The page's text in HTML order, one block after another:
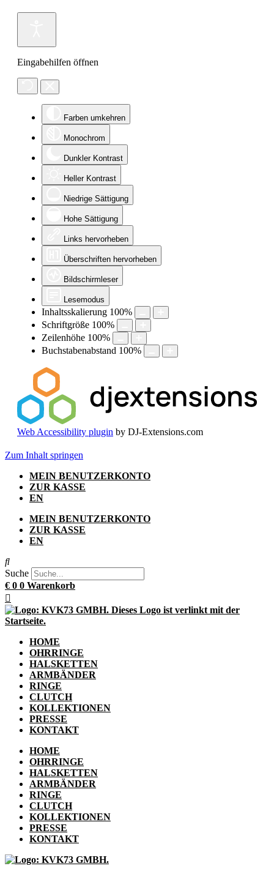
Eingabehilfen öffnen
Farben umkehren
Monochrom
Dunkler Kontrast
Heller Kontrast
Niedrige Sättigung
Hohe Sättigung
Links hervorheben
Überschriften hervorheben
Bildschirmleser
Lesemodus
Inhaltsskalierung 100%
Schriftgröße 100%
Zeilenhöhe 100%
Buchstabenabstand 100%
Web Accessibility plugin by DJ-Extensions.com
Zum Inhalt springen
MEIN BENUTZERKONTO
ZUR KASSE
EN
MEIN BENUTZERKONTO
ZUR KASSE
EN
Suche
€ 0 0 Warenkorb
HOME
OHRRINGE
HALSKETTEN
ARMBÄNDER
RINGE
CLUTCH
KOLLEKTIONEN
PRESSE
KONTAKT
HOME
OHRRINGE
HALSKETTEN
ARMBÄNDER
RINGE
CLUTCH
KOLLEKTIONEN
PRESSE
KONTAKT